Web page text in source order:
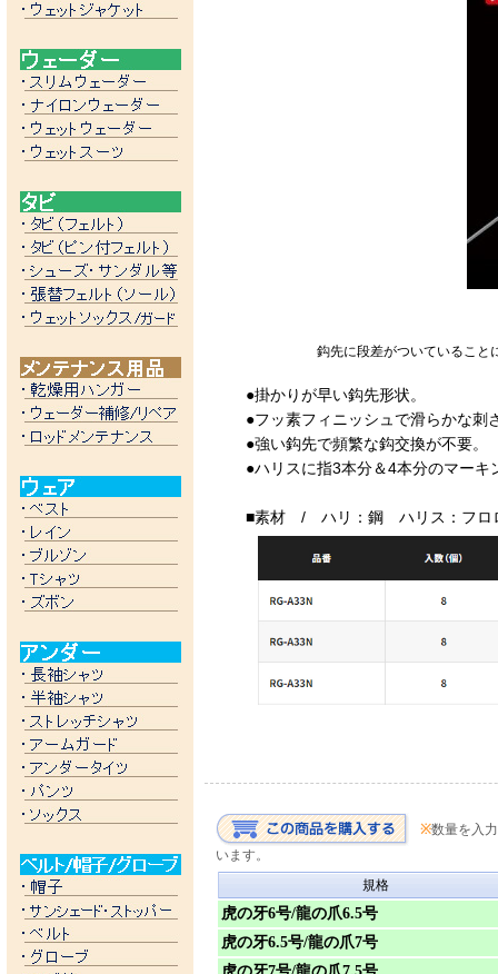
鈎先に段差がついていること
●掛かりが早い鈎先形状。
●フッ素フィニッシュで滑らかな刺
●強い鈎先で頻繁な鈎交換が不要。
●ハリスに指3本分＆4本分のマーキ
■素材 / ハリ：鋼 ハリス：フロ
※数量を入
います。
規格
虎の牙6号/龍の爪6.5号
虎の牙6.5号/龍の爪7号